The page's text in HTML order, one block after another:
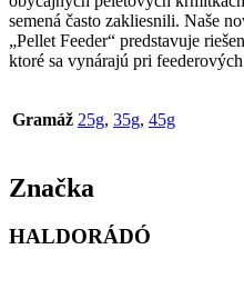
semená často zakliesnili. Naše
„Pellet Feeder“ predstavuje
ktoré sa vynárajú pri
Gramáž 25g, 35g, 45g
Značka
HALDORÁDÓ